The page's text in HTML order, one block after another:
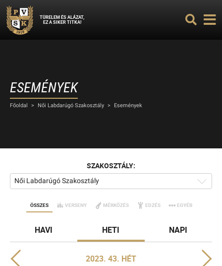
TÜRELEM ÉS ALÁZAT,
EZ A SIKER TITKA!
ESEMÉNYEK
Főoldal > Női Labdarúgó Szakosztály > Események
SZAKOSZTÁLY:
Női Labdarúgó Szakosztály
ÖSSZES VERSENY MÉRKŐZÉS EDZÉS EGYÉB
HAVI HETI NAPI
2023. 43. HÉT